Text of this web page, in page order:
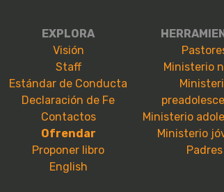
EXPLORA
Visión
Staff
Estándar de Conducta
Declaración de Fe
Contactos
Ofrendar
Proponer libro
English
Ministerio
Ministerio
Ministerio
Padres